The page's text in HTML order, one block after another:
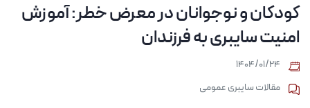
کودکان و نوجوانان در معرض خطر: آموزش
امنیت سایبری به فرزندان
۱۴۰۴/۰۱/۲۴
مقالات سایبری عمومی